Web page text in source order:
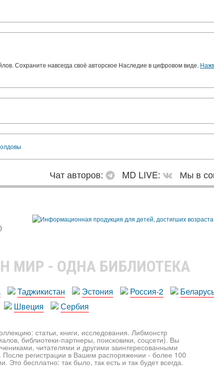
Сохраните навсегда своё авторское Наследие в цифровом виде.
Чат авторов: MD LIVE:
Мы в
)
МИР - ОДНА БИБЛИОТЕКА
Таджикистан Эстония Россия-2
Швеция Сербия
статьи, книги, исследования. Либмонстр
библиотеки-партнеры, поисковики, соцсети). Вы
читателями и другими заинтересованными
регистрации в Вашем распоряжении - более 100
Это бесплатно: так было, так есть и так будет всегда.